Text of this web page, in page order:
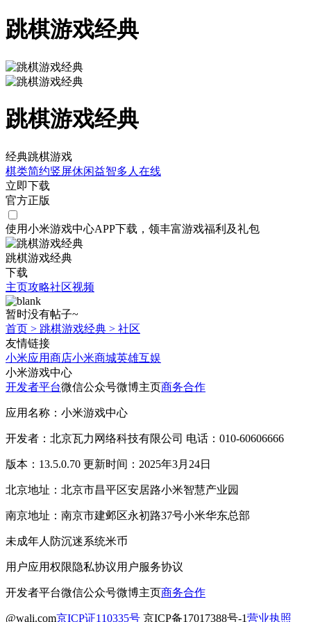
跳棋游戏经典
跳棋游戏经典
经典跳棋游戏
棋类简约竖屏休闲益智多人在线
立即下载
官方正版
使用小米游戏中心APP下载 ，领丰富游戏福利 及礼包
跳棋游戏经典
下载
主页攻略社区视频
暂时没有帖子~
首页 > 跳棋游戏经典 > 社区
友情链接
小米应用商店小米商城英雄互娱
小米游戏中心
开发者平台微信公众号微博主页商务合作
应用名称：小米游戏中心
开发者：北京瓦力网络科技有限公司 电话：010-60606666
版本：13.5.0.70 更新时间：2025年3月24日
北京地址：北京市昌平区安居路小米智慧产业园
南京地址：南京市建邺区永初路37号小米华东总部
未成年人防沉迷系统米币
用户应用权限隐私协议用户服务协议
开发者平台微信公众号微博主页商务合作
@wali.com京ICP证110335号 京ICP备17017388号-1营业执照